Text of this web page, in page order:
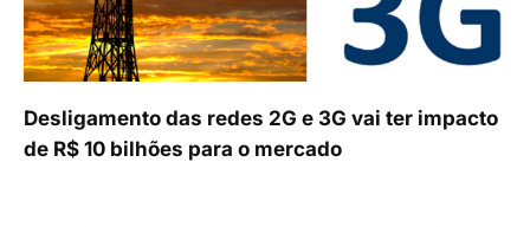
Desligamento das redes 2G e 3G vai ter impacto
de R$ 10 bilhões para o mercado